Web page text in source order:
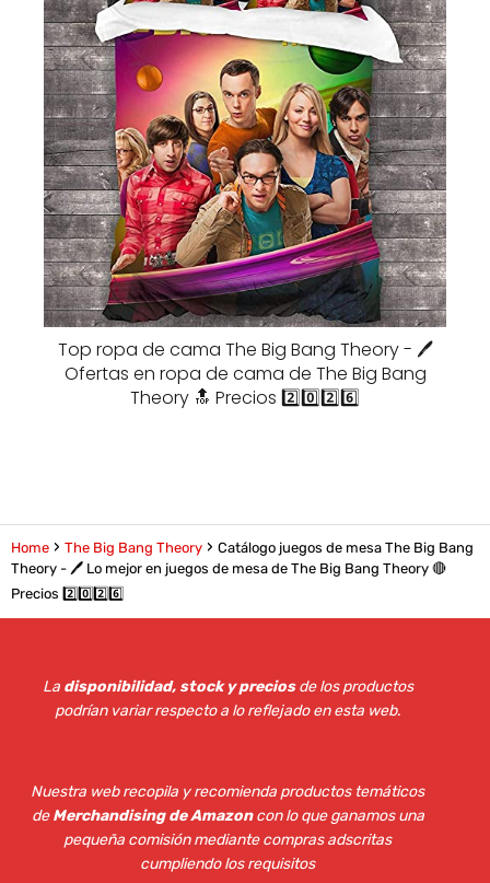
Top ropa de cama The Big Bang Theory - 🖊️
Ofertas en ropa de cama de The Big Bang
Theory 🔝 Precios 2️⃣0️⃣2️⃣6️⃣
Home The Big Bang Theory
Catálogo juegos de mesa The Big Bang
Theory - 🖊️ Lo mejor en juegos de mesa de The Big Bang Theory 🔴
Precios 2️⃣0️⃣2️⃣6️⃣
La disponibilidad, stock y preciosde los productos
podrían variar respecto a lo reflejado en esta web.
Nuestra web recopila y recomienda productos temáticos
deMerchandising de Amazoncon lo que ganamos una
pequeña comisión mediante compras adscritas
cumpliendo los requisitos